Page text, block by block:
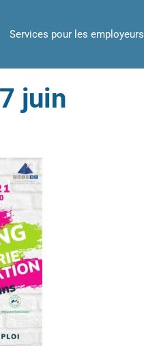
Services pour les employeurs
juin